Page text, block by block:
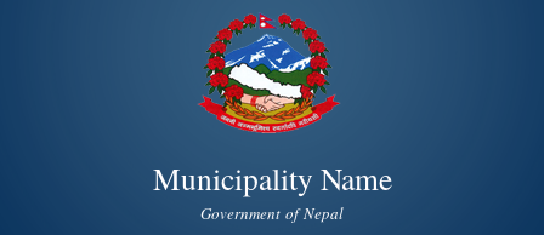
Skip to
main
content
Municipality Name
Government of Nepal